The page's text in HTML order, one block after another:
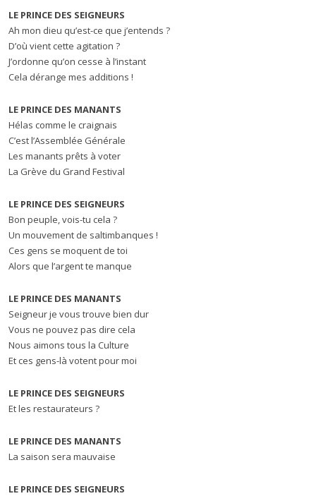
LE PRINCE DES SEIGNEURS
Ah mon dieu qu’est-ce que j’entends ?
D’où vient cette agitation ?
J’ordonne qu’on cesse à l’instant
Cela dérange mes additions !
LE PRINCE DES MANANTS
Hélas comme le craignais
C’est l’Assemblée Générale
Les manants prêts à voter
La Grève du Grand Festival
LE PRINCE DES SEIGNEURS
Bon peuple, vois-tu cela ?
Un mouvement de saltimbanques !
Ces gens se moquent de toi
Alors que l’argent te manque
LE PRINCE DES MANANTS
Seigneur je vous trouve bien dur
Vous ne pouvez pas dire cela
Nous aimons tous la Culture
Et ces gens-là votent pour moi
LE PRINCE DES SEIGNEURS
Et les restaurateurs ?
LE PRINCE DES MANANTS
La saison sera mauvaise
LE PRINCE DES SEIGNEURS